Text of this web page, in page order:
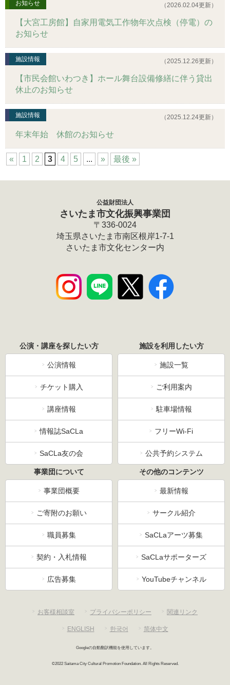
お知らせ
【大宮工房館】自家用電気工作物年次点検（停電）の
お知らせ
（2026.02.04更新）
施設情報
【市民会館いわつき】ホール舞台設備修繕に伴う貸出
休止のお知らせ
（2025.12.26更新）
施設情報
年末年始 休館のお知らせ
（2025.12.24更新）
« 1 2 3 4 5 ... » 最後 »
公益財団法人
さいたま市文化振興事業団
〒336-0024
埼玉県さいたま市南区根岸1-7-1
さいたま市文化センター内
公演・講座を探したい方
公演情報
チケット購入
講座情報
情報誌SaCLa
SaCLa友の会
施設を利用したい方
施設一覧
ご利用案内
駐車場情報
フリーWi-Fi
公共予約システム
事業団について
事業団概要
ご寄附のお願い
職員募集
契約・入札情報
広告募集
その他のコンテンツ
最新情報
サークル紹介
SaCLaアーツ募集
SaCLaサポーターズ
YouTubeチャンネル
お客様相談室 プライバシーポリシー 関連リンク
ENGLISH 한국어 简体中文
Googleの自動翻訳機能を使用しています。
©2022 Saitama City Cultural Promotion Foundation. All Rights Reserved.